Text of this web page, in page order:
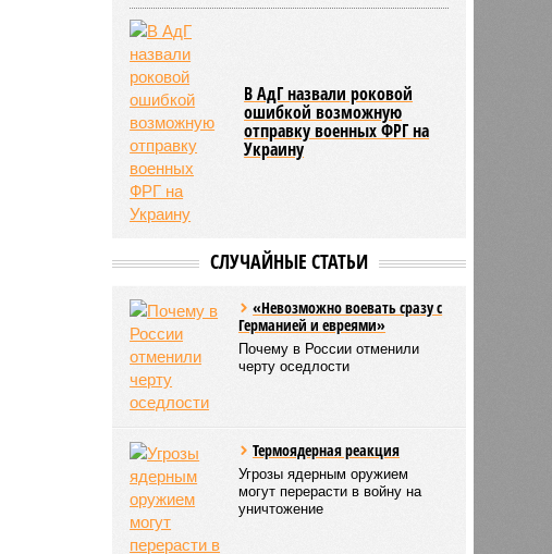
В АдГ назвали роковой
ошибкой возможную
отправку военных ФРГ на
Украину
СЛУЧАЙНЫЕ СТАТЬИ
«Невозможно воевать сразу с
Германией и евреями»
Почему в России отменили
черту оседлости
Термоядерная реакция
Угрозы ядерным оружием
могут перерасти в войну на
уничтожение